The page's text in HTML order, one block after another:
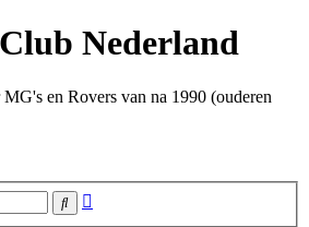
Nederland
en Rovers van na 1990 (ouderen
Zoek